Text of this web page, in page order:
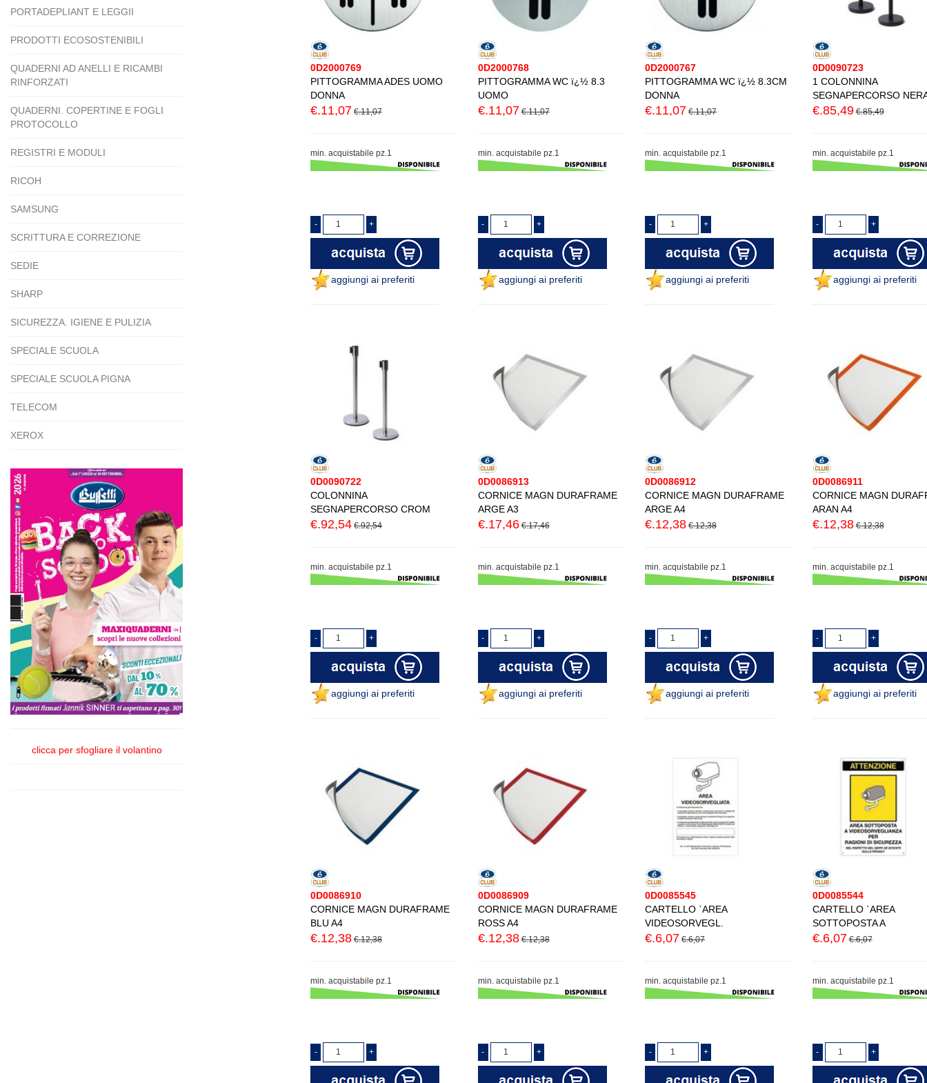
PORTADEPLIANT E LEGGII
PRODOTTI ECOSOSTENIBILI
QUADERNI AD ANELLI E RICAMBI
RINFORZATI
QUADERNI. COPERTINE E FOGLI
PROTOCOLLO
REGISTRI E MODULI
RICOH
SAMSUNG
SCRITTURA E CORREZIONE
SEDIE
SHARP
SICUREZZA. IGIENE E PULIZIA
SPECIALE SCUOLA
SPECIALE SCUOLA PIGNA
TELECOM
XEROX
clicca per sfogliare il volantino
0D2000769
PITTOGRAMMA ADES UOMO
DONNA
€.11,07 €.11,07
min. acquistabile pz.1
aggiungi ai preferiti
0D2000768
PITTOGRAMMA WC ï¿½ 8.3
UOMO
€.11,07 €.11,07
min. acquistabile pz.1
aggiungi ai preferiti
0D2000767
PITTOGRAMMA WC ï¿½ 8.3CM
DONNA
€.11,07 €.11,07
min. acquistabile pz.1
aggiungi ai preferiti
0D0090723
1 COLONNINA
SEGNAPERCORSO
€.85,49 €.85,49
min. acquistabile pz.1
aggiungi ai preferiti
0D0090722
COLONNINA
SEGNAPERCORSO CROM
€.92,54 €.92,54
min. acquistabile pz.1
aggiungi ai preferiti
0D0086913
CORNICE MAGN DURAFRAME
ARGE A3
€.17,46 €.17,46
min. acquistabile pz.1
aggiungi ai preferiti
0D0086912
CORNICE MAGN DURAFRAME
ARGE A4
€.12,38 €.12,38
min. acquistabile pz.1
aggiungi ai preferiti
0D0086911
CORNICE MAGN
ARAN A4
€.12,38 €.12,38
min. acquistabile pz.1
aggiungi ai preferiti
0D0086910
CORNICE MAGN DURAFRAME
BLU A4
€.12,38 €.12,38
min. acquistabile pz.1
0D0086909
CORNICE MAGN DURAFRAME
ROSS A4
€.12,38 €.12,38
min. acquistabile pz.1
0D0085545
CARTELLO `AREA
VIDEOSORVEGL.
€.6,07 €.6,07
min. acquistabile pz.1
0D0085544
CARTELLO `AREA
SOTTOPOSTA A
€.6,07 €.6,07
min. acquistabile pz.1